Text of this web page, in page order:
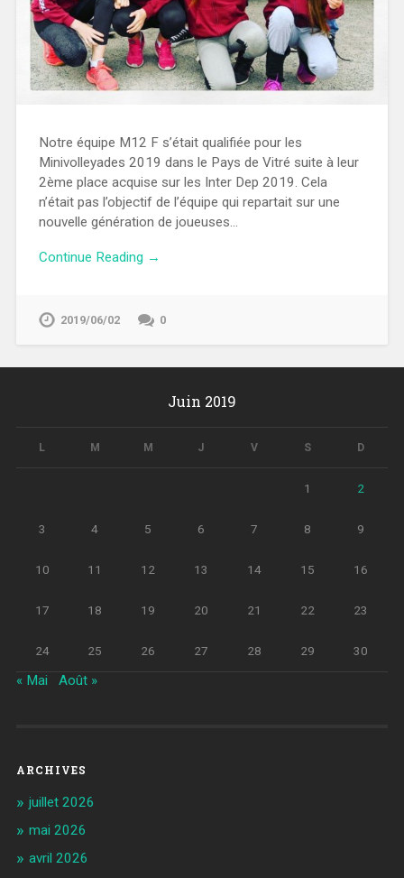
Notre équipe M12 F s’était qualifiée pour les
Minivolleyades 2019 dans le Pays de Vitré suite à leur
2ème place acquise sur les Inter Dep 2019. Cela
n’était pas l’objectif de l’équipe qui repartait sur une
nouvelle génération de joueuses…
Continue Reading →
2019/06/02 0
Juin 2019
L M M J V S D
1 2
3 4 5 6 7 8 9
10 11 12 13 14 15 16
17 18 19 20 21 22 23
24 25 26 27 28 29 30
« Mai Août »
ARCHIVES
juillet 2026
mai 2026
avril 2026